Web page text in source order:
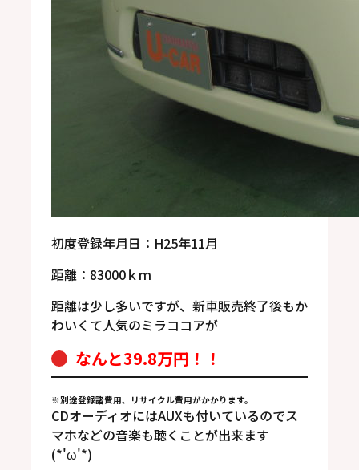
初度登録年月日：H25年11月
距離：83000ｋｍ
距離は少し多いですが、新車販売終了後もか
わいくて人気のミラココアが
なんと39.8万円！！
※別途登録諸費用、リサイクル費用がかかります。
CDオーディオにはAUXも付いているのでス
マホなどの音楽も聴くことが出来ます
(*'ω'*)